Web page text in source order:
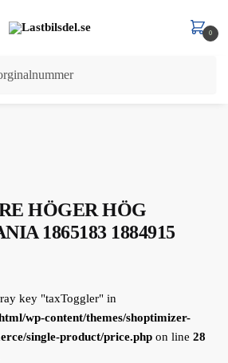
0
/ STÖTFÅNGARE
HÖGER HÖG
1865183 1884915
key "taxToggler" in
wp-content/themes/shoptimizer-
single-product/price.php on line 28